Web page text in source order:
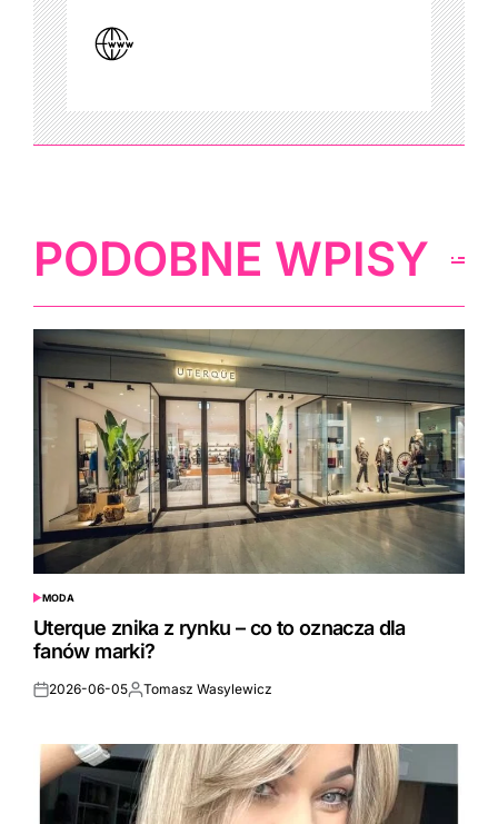
PODOBNE WPISY
IN
Uterque znika z rynku – co to oznacza dla
fanów marki?
Posted
Posted